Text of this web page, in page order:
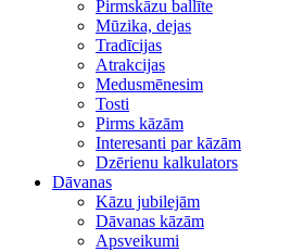
Pirmskāzu ballīte
Mūzika, dejas
Tradīcijas
Atrakcijas
Medusmēnesim
Tosti
Pirms kāzām
Interesanti par kāzām
Dzērienu kalkulators
Dāvanas
Kāzu jubilejām
Dāvanas kāzām
Apsveikumi